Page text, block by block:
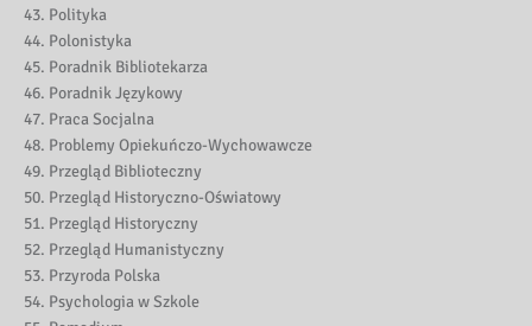
Polityka
Polonistyka
Poradnik Bibliotekarza
Poradnik Językowy
Praca Socjalna
Problemy Opiekuńczo-Wychowawcze
Przegląd Biblioteczny
Przegląd Historyczno-Oświatowy
Przegląd Historyczny
Przegląd Humanistyczny
Przyroda Polska
Psychologia w Szkole